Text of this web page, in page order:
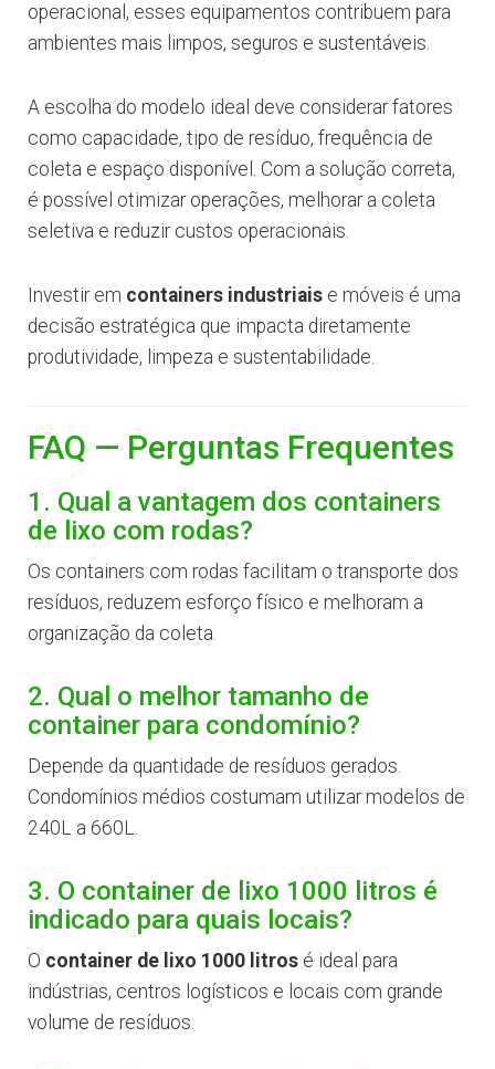
operacional, esses equipamentos contribuem para
ambientes mais limpos, seguros e sustentáveis.
A escolha do modelo ideal deve considerar fatores
como capacidade, tipo de resíduo, frequência de
coleta e espaço disponível. Com a solução correta,
é possível otimizar operações, melhorar a coleta
seletiva e reduzir custos operacionais.
Investir em containers industriais e móveis é uma
decisão estratégica que impacta diretamente
produtividade, limpeza e sustentabilidade.
FAQ — Perguntas Frequentes
1. Qual a vantagem dos containers
de lixo com rodas?
Os containers com rodas facilitam o transporte dos
resíduos, reduzem esforço físico e melhoram a
organização da coleta.
2. Qual o melhor tamanho de
container para condomínio?
Depende da quantidade de resíduos gerados.
Condomínios médios costumam utilizar modelos de
240L a 660L.
3. O container de lixo 1000 litros é
indicado para quais locais?
O container de lixo 1000 litros é ideal para
indústrias, centros logísticos e locais com grande
volume de resíduos.